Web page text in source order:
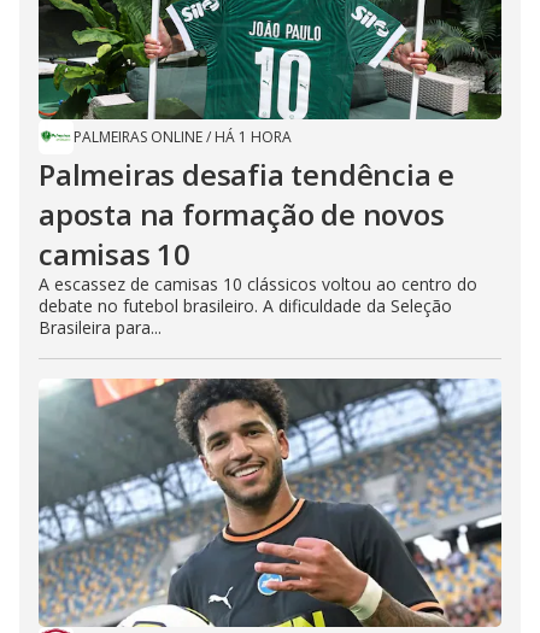
PALMEIRAS ONLINE/ HÁ 1 HORA
Palmeiras desafia tendência e
aposta na formação de novos
camisas 10
A escassez de camisas 10 clássicos voltou ao centro do
debate no futebol brasileiro. A dificuldade da Seleção
Brasileira para...